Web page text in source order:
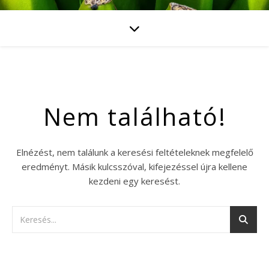
Nem található!
Elnézést, nem találunk a keresési feltételeknek megfelelő
eredményt. Másik kulcsszóval, kifejezéssel újra kellene
kezdeni egy keresést.